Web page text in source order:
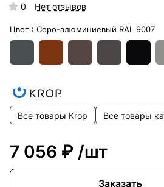
0 Нет отзывов
Цвет : Серо-алюминиевый RAL 9007
Все товары Krop Все товары
7 056 ₽ /шт
Заказать